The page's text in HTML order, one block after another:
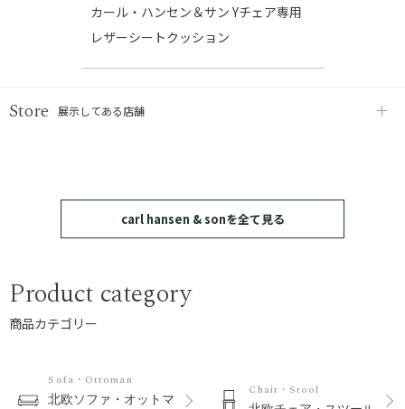
カール・ハンセン＆サン Yチェア専用
レザーシートクッション
Store 展示してある店舗
carl hansen & sonを全て見る
Product category
商品カテゴリー
Sofa・Ottoman
北欧ソファ・オットマ
Chair・Stool